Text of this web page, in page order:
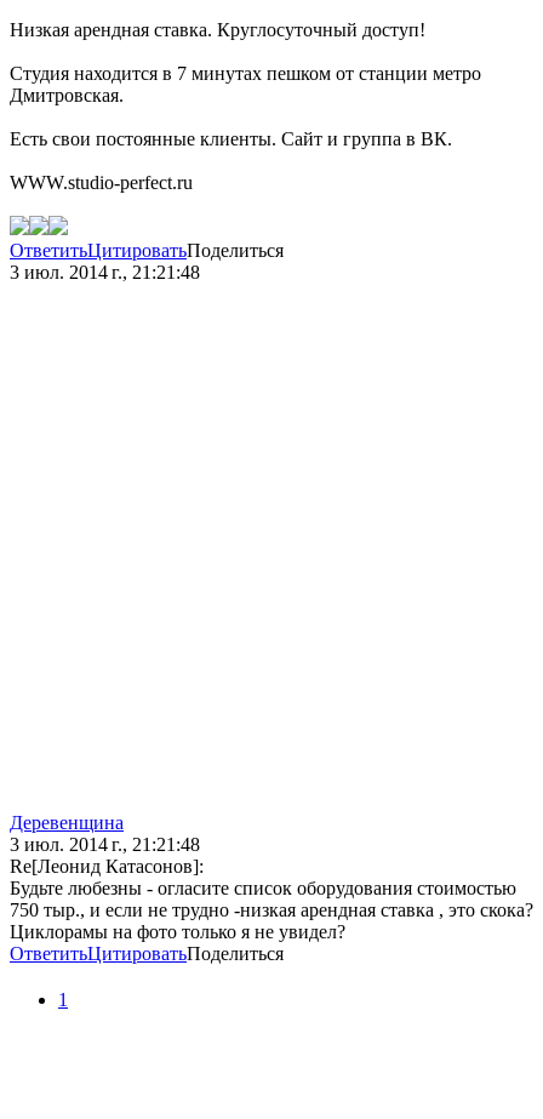
Низкая арендная ставка. Круглосуточный доступ!
Студия находится в 7 минутах пешком от станции метро
Дмитровская.
Есть свои постоянные клиенты. Сайт и группа в ВК.
WWW.studio-perfect.ru
ОтветитьЦитироватьПоделиться
3 июл. 2014 г., 21:21:48
Деревенщина
3 июл. 2014 г., 21:21:48
Re[Леонид Катасонов]:
Будьте любезны - огласите список оборудования стоимостью
750 тыр., и если не трудно -низкая арендная ставка , это скока?
Циклорамы на фото только я не увидел?
ОтветитьЦитироватьПоделиться
1